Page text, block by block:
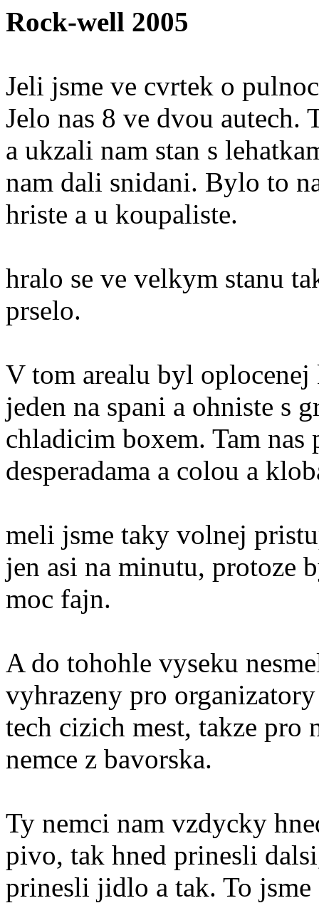
Rock-well 2005
Jeli jsme ve cvrtek o
Jelo nas 8 ve dvou autech.
a ukzali nam stan s
nam dali snidani. Bylo to
hriste a u koupaliste.
hralo se ve velkym stanu
prselo.
V tom arealu byl oplocenej
jeden na spani a ohniste s
chladicim boxem. Tam nas
desperadama a colou a
meli jsme taky volnej
jen asi na minutu, protoze
moc fajn.
A do tohohle vyseku
vyhrazeny pro
tech cizich mest, takze pro
nemce z bavorska.
Ty nemci nam vzdycky
pivo, tak hned prinesli
prinesli jidlo a tak. To